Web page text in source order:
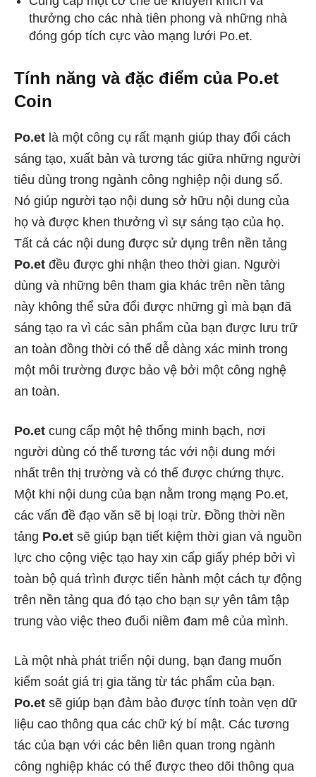
thưởng cho các nhà tiên phong và những nhà
đóng góp tích cực vào mạng lưới Po.et.
Tính năng và đặc điểm của Po.et
Coin
Po.et là một công cụ rất mạnh giúp thay đổi cách
sáng tạo, xuất bản và tương tác giữa những người
tiêu dùng trong ngành công nghiệp nội dung số.
Nó giúp người tạo nội dung sở hữu nội dung của
họ và được khen thưởng vì sự sáng tạo của họ.
Tất cả các nội dung được sử dụng trên nền tảng
Po.et đều được ghi nhận theo thời gian. Người
dùng và những bên tham gia khác trên nền tảng
này không thể sửa đổi được những gì mà bạn đã
sáng tạo ra vì các sản phẩm của bạn được lưu trữ
an toàn đồng thời có thể dễ dàng xác minh trong
một môi trường được bảo vệ bởi một công nghệ
an toàn.
Po.et cung cấp một hệ thống minh bạch, nơi
người dùng có thể tương tác với nội dung mới
nhất trên thị trường và có thể được chứng thực.
Một khi nội dung của bạn nằm trong mạng Po.et,
các vấn đề đạo văn sẽ bị loại trừ. Đồng thời nền
tảng Po.et sẽ giúp bạn tiết kiệm thời gian và nguồn
lực cho cộng việc tạo hay xin cấp giấy phép bởi vì
toàn bộ quá trình được tiến hành một cách tự động
trên nền tảng qua đó tạo cho bạn sự yên tâm tập
trung vào việc theo đuổi niềm đam mê của mình.
Là một nhà phát triển nội dung, bạn đang muốn
kiểm soát giá trị gia tăng từ tác phẩm của bạn.
Po.et sẽ giúp bạn đảm bảo được tính toàn vẹn dữ
liệu cao thông qua các chữ ký bí mật. Các tương
tác của bạn với các bên liên quan trong ngành
công nghiệp khác có thể được theo dõi thông qua